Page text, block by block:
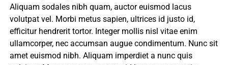
Aliquam sodales nibh quam, auctor euismod lacus
volutpat vel. Morbi metus sapien, ultrices id justo id,
efficitur hendrerit tortor. Integer mollis nisl vitae enim
ullamcorper, nec accumsan augue condimentum. Nunc sit
amet euismod nibh. Aliquam imperdiet a nunc quis